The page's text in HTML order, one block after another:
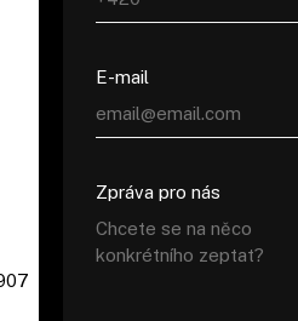
E-mail
Zpráva pro nás